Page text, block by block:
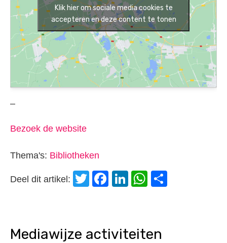
Klik hier om sociale media cookies te
accepteren en deze content te tonen
–
Bezoek de website
Thema's: Bibliotheken
Deel dit artikel: Twitter
Facebook
LinkedIn
WhatsApp
Mediawijze activiteiten